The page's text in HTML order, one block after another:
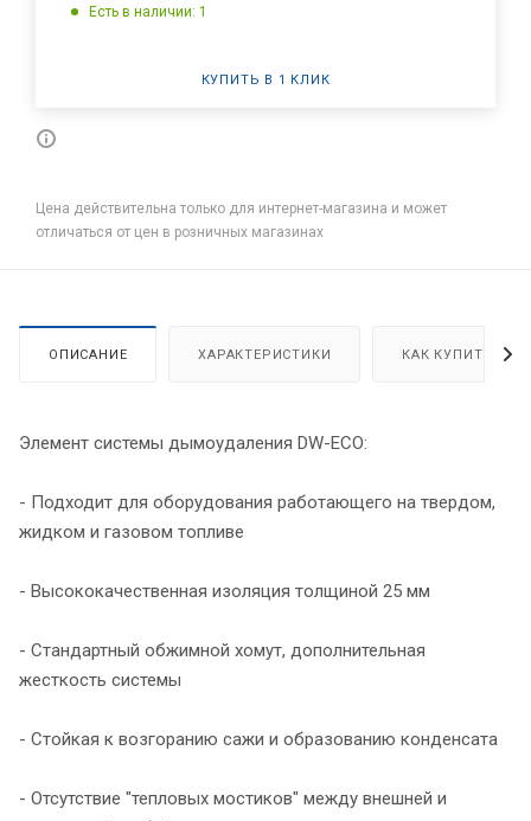
Есть в наличии: 1
КУПИТЬ В 1 КЛИК
Цена действительна только для интернет-магазина и может
отличаться от цен в розничных магазинах
ОПИСАНИЕ ХАРАКТЕРИСТИКИ КАК КУПИТЬ
Элемент системы дымоудаления DW-ECO:
- Подходит для оборудования работающего на твердом,
жидком и газовом топливе
- Высококачественная изоляция толщиной 25 мм
- Стандартный обжимной хомут, дополнительная
жесткость системы
- Стойкая к возгоранию сажи и образованию конденсата
- Отсутствие "тепловых мостиков" между внешней и